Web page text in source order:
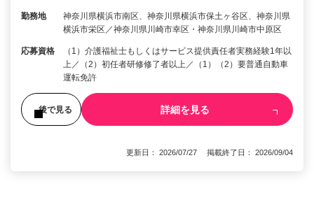
勤務地
神奈川県横浜市南区、神奈川県横浜市保土ヶ谷区、神奈川県
横浜市栄区／神奈川県川崎市幸区・神奈川県川崎市中原区
応募資格
（1）介護福祉士もしくはサービス提供責任者実務経験1年以
上／（2）初任者研修修了者以上／（1）（2）要普通自動車
運転免許
後で見る 詳細を見る
更新日： 2026/07/27 掲載終了日： 2026/09/04